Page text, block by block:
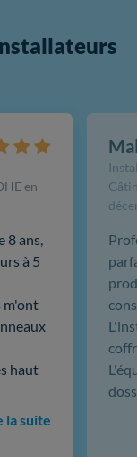
en
8 ans,
à 5
m'ont
haut
la suite